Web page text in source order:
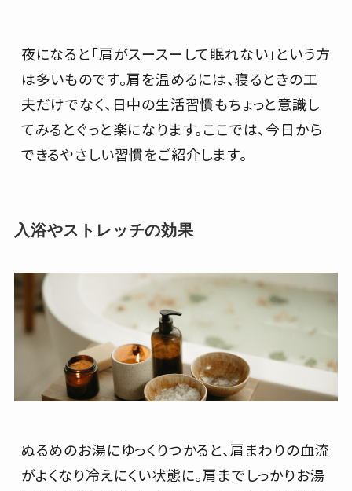
夜になると「肩がスースーして眠れない」という方
は多いものです。肩を温めるには、寝るときの工
夫だけでなく、日中の生活習慣もちょっと意識し
てみるとぐっと楽になります。ここでは、今日から
できるやさしい習慣をご紹介します。
入浴やストレッチの効果
ぬるめのお湯にゆっくりつかると、肩まわりの血流
がよくなり冷えにくい状態に。肩までしっかりお湯